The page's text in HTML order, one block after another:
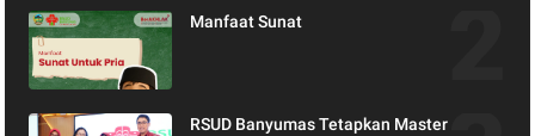
Manfaat Sunat
RSUD Banyumas Tetapkan Master